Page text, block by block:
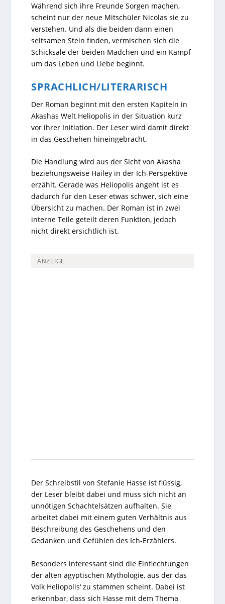
Während sich ihre Freunde Sorgen machen,
scheint nur der neue Mitschüler Nicolas sie zu
verstehen. Und als die beiden dann einen
seltsamen Stein finden, vermischen sich die
Schicksale der beiden Mädchen und ein Kampf
um das Leben und Liebe beginnt.
SPRACHLICH/LITERARISCH
Der Roman beginnt mit den ersten Kapiteln in
Akashas Welt Heliopolis in der Situation kurz
vor ihrer Initiation. Der Leser wird damit direkt
in das Geschehen hineingebracht.
Die Handlung wird aus der Sicht von Akasha
beziehungsweise Hailey in der Ich-Perspektive
erzählt. Gerade was Heliopolis angeht ist es
dadurch für den Leser etwas schwer, sich eine
Übersicht zu machen. Der Roman ist in zwei
interne Teile geteilt deren Funktion, jedoch
nicht direkt ersichtlich ist.
ANZEIGE
Der Schreibstil von Stefanie Hasse ist flüssig,
der Leser bleibt dabei und muss sich nicht an
unnötigen Schachtelsätzen aufhalten. Sie
arbeitet dabei mit einem guten Verhältnis aus
Beschreibung des Geschehens und den
Gedanken und Gefühlen des Ich-Erzählers.
Besonders interessant sind die Einflechtungen
der alten ägyptischen Mythologie, aus der das
Volk Heliopolis‘ zu stammen scheint. Dabei ist
erkennbar, dass sich Hasse mit dem Thema